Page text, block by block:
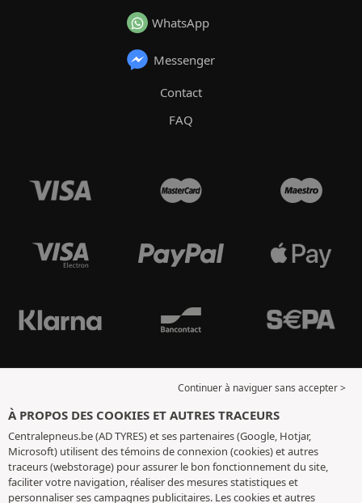
WhatsApp
Messenger
Contact
FAQ
Continuer à naviguer sans accepter >
À PROPOS DES COOKIES ET AUTRES TRACEURS
Centralepneus.be (AD TYRES) et ses partenaires (Google, Hotjar,
Microsoft) utilisent des témoins de connexion (cookies) et autres
traceurs (webstorage) pour assurer le bon fonctionnement du site,
faciliter votre navigation, réaliser des mesures statistiques et
personnaliser ses campagnes publicitaires. Les cookies et autres